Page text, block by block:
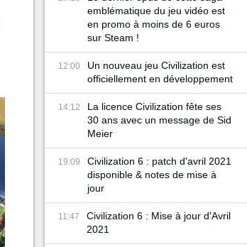
emblématique du jeu vidéo est
en promo à moins de 6 euros
sur Steam !
12:00
Un nouveau jeu Civilization est
officiellement en développement
14:12
La licence Civilization fête ses
30 ans avec un message de Sid
Meier
19:09
Civilization 6 : patch d'avril 2021
disponible & notes de mise à
jour
11:47
Civilization 6 : Mise à jour d'Avril
2021